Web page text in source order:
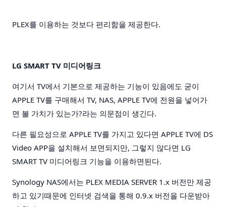
PLEX를 이용하는 것보다 편리함을 제공한다.
LG SMART TV 미디어링크
여기서 TV에서 기본으로 제공하는 기능이 있음에도 굳이
APPLE TV를 구매해서 TV, NAS, APPLE TV에 전원을 넣어가
면 볼 가치가 있는가?라는 의문점이 생긴다.
다른 필요성으로 APPLE TV를 가지고 있다면 APPLE TV에 DS
Video APP을 설치해서 보면되지만, 그렇지 않다면 LG
SMART TV 미디어링크 기능을 이용하면된다.
Synology NAS에서는 PLEX MEDIA SERVER 1.x 버전만 제공
하고 있기때문에 인터넷 검색을 통해 0.9.x 버전을 다운받아